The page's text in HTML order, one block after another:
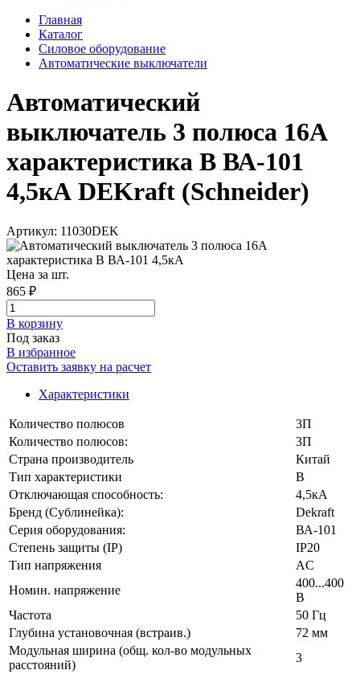
Главная
Каталог
Силовое оборудование
Автоматические выключатели
Автоматический
выключатель 3 полюса 16А
характеристика B ВА-101
4,5кА DEKraft (Schneider)
Артикул: 11030DEK
Цена за шт.
865 ₽
В корзинy
Под заказ
В избранное
Оставить заявку на расчет
Характеристики
Количество полюсов
3П
Количество полюсов:
3П
Страна производитель
Китай
Тип характеристики
B
Отключающая способность:
4,5кА
Бренд (Сублинейка):
Dekraft
Серия оборудования:
ВА-101
Степень защиты (IP)
IP20
Тип напряжения
AC
Номин. напряжение
400...400
В
Частота
50 Гц
Глубина установочная (встраив.)
72 мм
Модульная ширина (общ. кол-во модульных
расстояний)
3